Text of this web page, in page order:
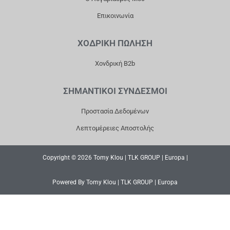
Επικοινωνία
ΧΟΔΡΙΚΗ ΠΩΛΗΣΗ
Χονδρική B2b
ΣΗΜΑΝΤΙΚΟΙ ΣΥΝΔΕΣΜΟΙ
Προστασία Δεδομένων
Λεπτομέρειες Αποστολής
Copyright © 2026 Tomy Klou | TLK GROUP | Europa |
Powered By Tomy Klou | TLK GROUP | Europa